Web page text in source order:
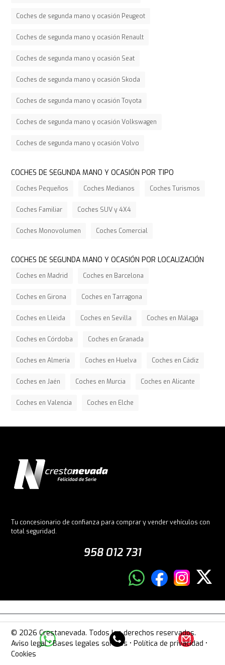
Coches de segunda mano y ocasión Peugeot
Coches de segunda mano y ocasión Renault
Coches de segunda mano y ocasión Seat
Coches de segunda mano y ocasión Skoda
Coches de segunda mano y ocasión Toyota
Coches de segunda mano y ocasión Volkswagen
Coches de segunda mano y ocasión Volvo
COCHES DE SEGUNDA MANO Y OCASIÓN POR TIPO
Coches Pequeños Coches Medianos Coches Turismos
Coches Familiar Coches SUV y 4X4
Coches Monovolumen Coches Comercial
COCHES DE SEGUNDA MANO Y OCASIÓN POR LOCALIZACIÓN
Coches en Madrid Coches en Barcelona
Coches en Girona Coches en Tarragona
Coches en Lleida Coches en Sevilla Coches en Málaga
Coches en Córdoba Coches en Granada
Coches en Almería Coches en Huelva Coches en Cádiz
Coches en Jaén Coches en Murcia Coches en Alicante
Coches en Valencia Coches en Elche
Tu concesionario de confianza para comprar y vender vehículos con
total seguridad.
958 012 731
© 2026 Crestanevada. Todos los derechos reservados.
Aviso legal•Bases legales sorteos •Política de privacidad •
Cookies